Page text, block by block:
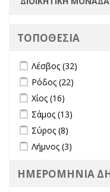
ΤΟΠΟΘΕΣΙΑ
Apply Λέσβος filter
Λέσβος (32)
Apply Ρόδος filter
Ρόδος (22)
Apply Χίος filter
Χίος (16)
Apply Σάμος filter
Σάμος (13)
Apply Σύρος filter
Σύρος (8)
Apply Λήμνος filter
Λήμνος (3)
ΗΜΕΡΟΜΗΝΙΑ